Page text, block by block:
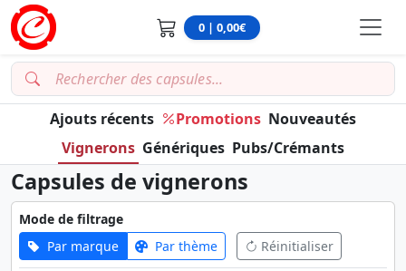
0 | 0,00€
Ajouts récents Promotions Nouveautés
Vignerons Génériques Pubs/Crémants
Capsules de vignerons
Mode de filtrage
Par marque
Par thème Réinitialiser